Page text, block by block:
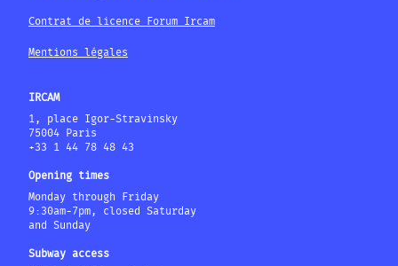
Contrat de licence Forum Ircam
Mentions légales
IRCAM
1, place Igor-Stravinsky
75004 Paris
+33 1 44 78 48 43
Opening times
Monday through Friday
9:30am-7pm, closed Saturday
and Sunday
Subway access